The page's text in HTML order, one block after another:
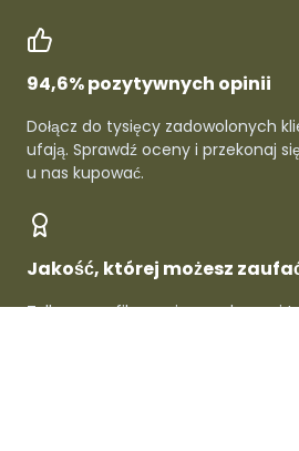
94,6% pozytywnych opinii
Dołącz do tysięcy zadowolonych
ufają. Sprawdź oceny i przekonaj
u nas kupować.
Jakość, której możesz
Tylko zweryfikowani sprzedawcy i